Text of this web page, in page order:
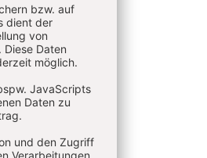
bleiben
ANMELDEN